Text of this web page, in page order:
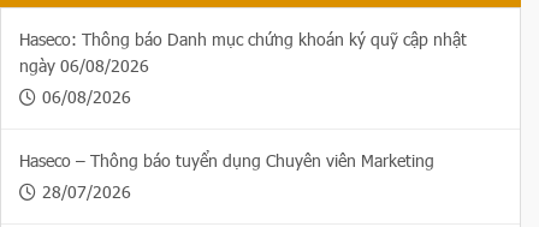
Haseco: Thông báo Danh mục chứng khoán ký quỹ cập nhật
ngày 06/08/2026
06/08/2026
Haseco – Thông báo tuyển dụng Chuyên viên Marketing
28/07/2026